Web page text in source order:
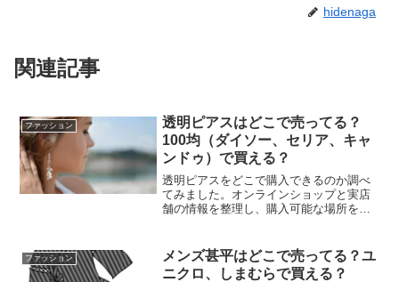
hidenaga
関連記事
ファッション
透明ピアスはどこで売ってる？
100均（ダイソー、セリア、キャ
ンドゥ）で買える？
透明ピアスをどこで購入できるのか調べ
てみました。オンラインショップと実店
舗の情報を整理し、購入可能な場所をわ
ソーダイソーでは、プチプラの透明ピア
スが販売されています。最...
ファッション
メンズ甚平はどこで売ってる？ユ
ニクロ、しまむらで買える？